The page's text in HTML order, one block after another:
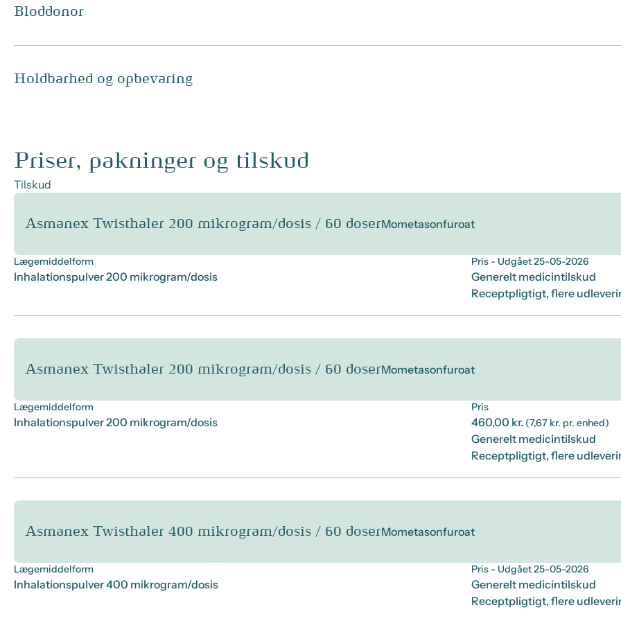
Bloddonor
Holdbarhed og opbevaring
Priser, pakninger og tilskud
Tilskud
Asmanex Twisthaler 200 mikrogram/dosis / 60 doserMometasonfuroat
Lægemiddelform
Inhalationspulver 200 mikrogram/dosis
Pris - Udgået 25-05-2026
Generelt medicintilskud
Receptpligtigt, flere
Asmanex Twisthaler 200 mikrogram/dosis / 60 doserMometasonfuroat
Lægemiddelform
Inhalationspulver 200 mikrogram/dosis
Pris
460,00 kr. (7,67 kr. pr. enhed)
Generelt medicintilskud
Receptpligtigt, flere
Asmanex Twisthaler 400 mikrogram/dosis / 60 doserMometasonfuroat
Lægemiddelform
Inhalationspulver 400 mikrogram/dosis
Pris - Udgået 25-05-2026
Generelt medicintilskud
Receptpligtigt, flere